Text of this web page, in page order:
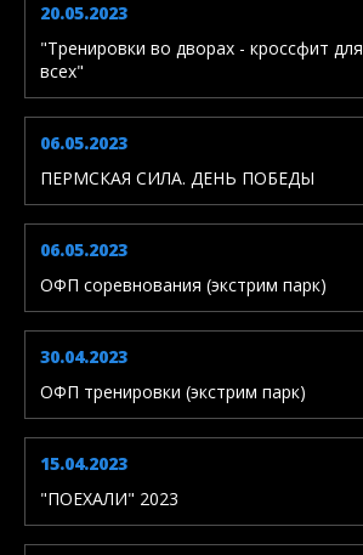
20.05.2023
"Тренировки во дворах - кроссфит для
всех"
06.05.2023
ПЕРМСКАЯ СИЛА. ДЕНЬ ПОБЕДЫ
06.05.2023
ОФП соревнования (экстрим парк)
30.04.2023
ОФП тренировки (экстрим парк)
15.04.2023
"ПОЕХАЛИ" 2023